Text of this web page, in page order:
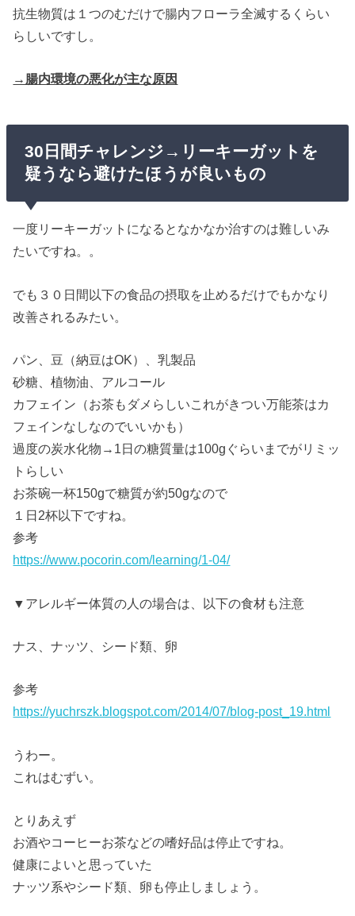
抗生物質は１つのむだけで腸内フローラ全滅するくらい
らしいですし。
→腸内環境の悪化が主な原因
30日間チャレンジ→リーキーガットを
疑うなら避けたほうが良いもの
一度リーキーガットになるとなかなか治すのは難しいみ
たいですね。。
でも３０日間以下の食品の摂取を止めるだけでもかなり
改善されるみたい。
パン、豆（納豆はOK）、乳製品
砂糖、植物油、アルコール
カフェイン（お茶もダメらしいこれがきつい万能茶はカ
フェインなしなのでいいかも）
過度の炭水化物→1日の糖質量は100gぐらいまでがリミッ
トらしい
お茶碗一杯150gで糖質が約50gなので
１日2杯以下ですね。
参考
https://www.pocorin.com/learning/1-04/
▼アレルギー体質の人の場合は、以下の食材も注意
ナス、ナッツ、シード類、卵
参考
https://yuchrszk.blogspot.com/2014/07/blog-post_19.html
うわー。
これはむずい。
とりあえず
お酒やコーヒーお茶などの嗜好品は停止ですね。
健康によいと思っていた
ナッツ系やシード類、卵も停止しましょう。